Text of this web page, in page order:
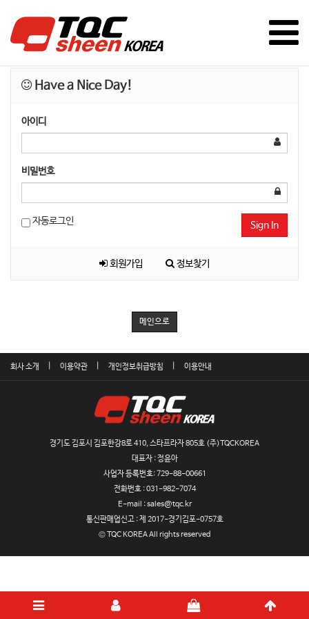
Have a Nice Day!
아이디
비밀번호
자동로그인 Sign In
회원가입 정보찾기
메인으로
회사 소개 이용약관 개인정보취급방침 이용안내
경기도 김포시 김포한강8로 410, 스타프라자 805호 (주)TQCKOREA
대표자 : 정윤아
사업자 등록번호:729-88-00661
전화번호 :031-982-7074
E-mail :sales@tqc.kr
통신판매업신고 :제 2017-경기김포-0757호
© TQC KOREA All rights reserved